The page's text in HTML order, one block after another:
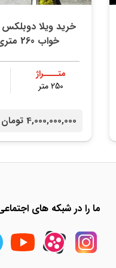
خرید ویلا دوبلکس
خواب 260 متری چمستان
متــــراژ
250 متر
4,000,000,000 تومان /
ما را در شبکه های